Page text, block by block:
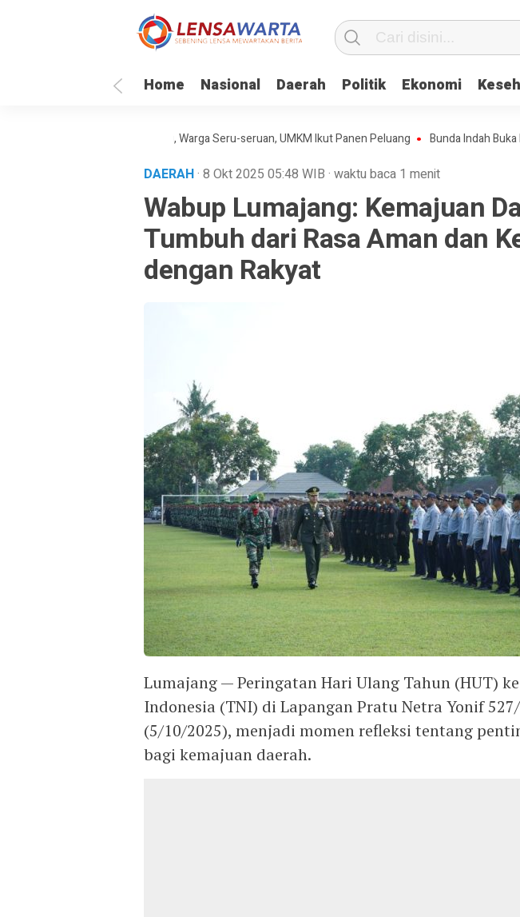
Home Nasional Daerah Politik Ekonomi
2026 Gratis di Lumajang, Warga Seru-seruan, UMKM Ikut Panen Peluang Bunda Indah Buka
DAERAH· 8 Okt 2025 05:48 WIB · waktu baca 1 menit
Wabup Lumajang: Kemajuan
Tumbuh dari Rasa Aman dan
dengan Rakyat
Lumajang — Peringatan Hari Ulang Tahun (HUT)
Indonesia (TNI) di Lapangan Pratu Netra Yonif
(5/10/2025), menjadi momen refleksi tentang
bagi kemajuan daerah.